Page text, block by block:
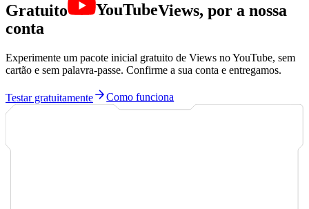
Gratuito YouTubeViews, por a nossa
conta
Experimente um pacote inicial gratuito de Views no YouTube, sem
cartão e sem palavra-passe. Confirme a sua conta e entregamos.
Testar gratuitamente Como funciona